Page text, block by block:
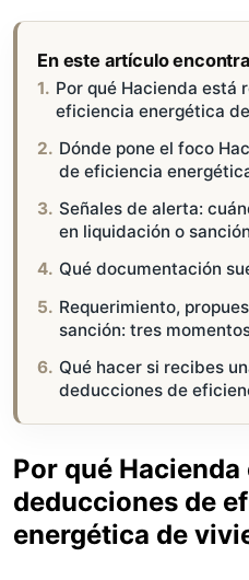
En este artículo
Por qué Hacienda está
eficiencia energética
Dónde pone el foco
de eficiencia
Señales de alerta:
en liquidación o sanción
Qué documentación
Requerimiento,
sanción: tres
Qué hacer si recibes
deducciones de
Por qué
deducciones de
energética de